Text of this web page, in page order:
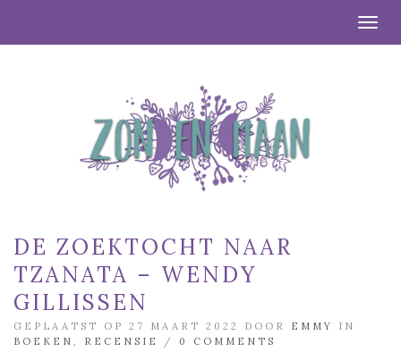
DE ZOEKTOCHT NAAR
TZANATA – WENDY
GILLISSEN
GEPLAATST OP 27 MAART 2022 DOOR EMMY
IN
BOEKEN
RECENSIE / 0 COMMENTS